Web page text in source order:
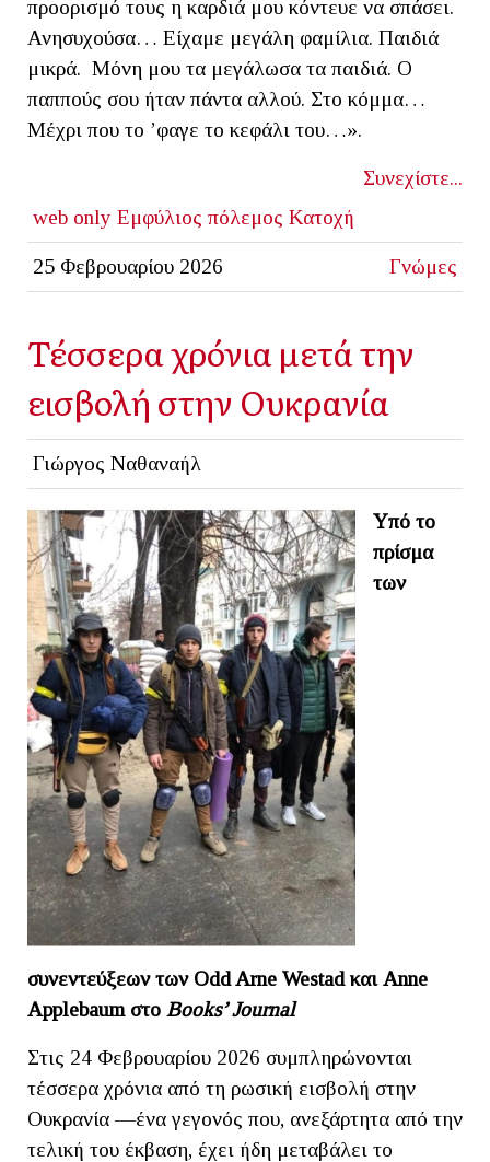
προορισμό τους η καρδιά μου κόντευε να σπάσει.
Ανησυχούσα… Είχαμε μεγάλη φαμίλια. Παιδιά
μικρά. Μόνη μου τα μεγάλωσα τα παιδιά. Ο
παππούς σου ήταν πάντα αλλού. Στο κόμμα…
Μέχρι που το ’φαγε το κεφάλι του…».
Συνεχίστε...
web only Εμφύλιος πόλεμος Κατοχή
25 Φεβρουαρίου 2026 Γνώμες
Τέσσερα χρόνια μετά την
εισβολή στην Ουκρανία
Γιώργος Ναθαναήλ
Υπό το
πρίσμα
των
συνεντεύξεων των Odd Arne Westad και Anne
Applebaum στο Βοοks’Journal
Στις 24 Φεβρουαρίου 2026 συμπληρώνονται
τέσσερα χρόνια από τη ρωσική εισβολή στην
Ουκρανία —ένα γεγονός που, ανεξάρτητα από την
τελική του έκβαση, έχει ήδη μεταβάλει το